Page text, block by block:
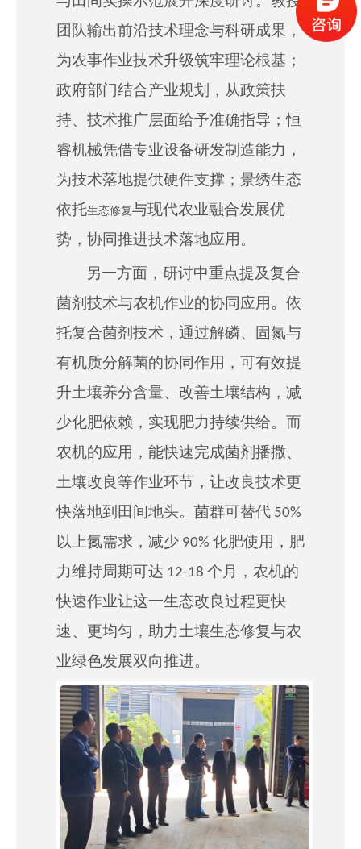
团队输出前沿技术理念与科研成果，
为农事作业技术升级筑牢理论根基；
政府部门结合产业规划，从政策扶
持、技术推广层面给予准确指导；恒
睿机械凭借专业设备研发制造能力，
为技术落地提供硬件支撑；景绣生态
依托生态修复与现代农业融合发展优
势，协同推进技术落地应用。
另一方面，研讨中重点提及复合
菌剂技术与农机作业的协同应用。依
托复合菌剂技术，通过解磷、固氮与
有机质分解菌的协同作用，可有效提
升土壤养分含量、改善土壤结构，减
少化肥依赖，实现肥力持续供给。而
农机的应用，能快速完成菌剂播撒、
土壤改良等作业环节，让改良技术更
快落地到田间地头。菌群可替代 50%
以上氮需求，减少 90% 化肥使用，肥
力维持周期可达 12-18 个月，农机的
快速作业让这一生态改良过程更快
速、更均匀，助力土壤生态修复与农
业绿色发展双向推进。